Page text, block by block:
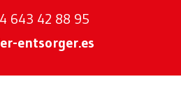
643 42 88 95
entsorger.es